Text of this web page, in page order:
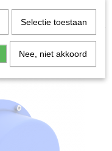
Selectie toestaan
Nee, niet akkoord